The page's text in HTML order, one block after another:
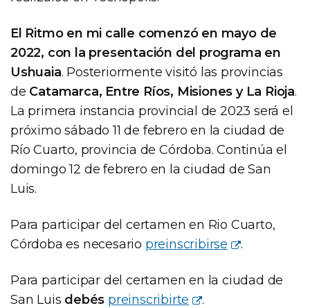
El Ritmo en mi calle comenzó en mayo de
2022, con la presentación del programa en
Ushuaia. Posteriormente visitó las provincias
de Catamarca, Entre Ríos, Misiones y La Rioja.
La primera instancia provincial de 2023 será el
próximo sábado 11 de febrero en la ciudad de
Río Cuarto, provincia de Córdoba. Continúa el
domingo 12 de febrero en la ciudad de San
Luis.
Para participar del certamen en Rio Cuarto,
Córdoba es necesario preinscribirse .
Para participar del certamen en la ciudad de
San Luis debés preinscribirte .